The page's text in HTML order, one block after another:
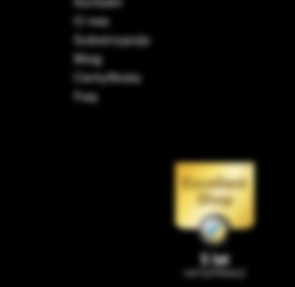
O nas
Subskrypcja
Blog
Certyfikaty
Faq